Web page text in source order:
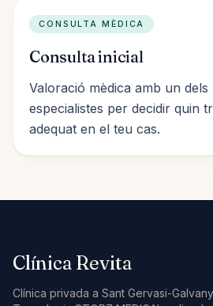
CONSULTA MÈDICA
Consulta inicial
Valoració mèdica amb un dels
especialistes per decidir quin
adequat en el teu cas.
Carrer de Santaló, 105
08021 Barcelona
Com arribar-hi → +34
Clínica Revita
Clínica privada a Sant Gervasi-